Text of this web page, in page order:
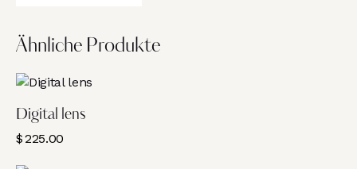
Ähnliche Produkte
Digital lens
$225.00